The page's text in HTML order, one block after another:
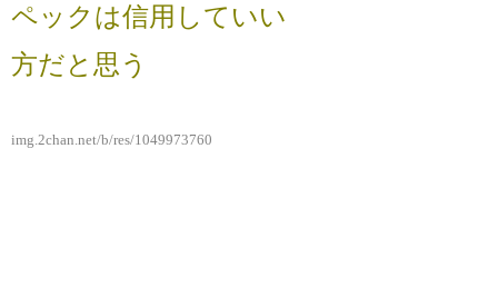
ペックは信用していい
方だと思う
img.2chan.net/b/res/1049973760